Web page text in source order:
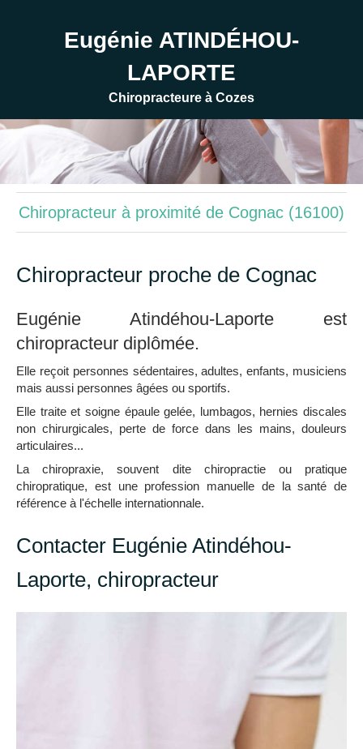
Eugénie ATINDÉHOU-
LAPORTE
Chiropracteure à Cozes
Chiropracteur à proximité de Cognac (16100)
Chiropracteur proche de Cognac
Eugénie Atindéhou-Laporte est
chiropracteur diplômée.
Elle reçoit personnes sédentaires, adultes, enfants, musiciens
mais aussi personnes âgées ou sportifs.
Elle traite et soigne épaule gelée, lumbagos, hernies discales
non chirurgicales, perte de force dans les mains, douleurs
articulaires...
La chiropraxie, souvent dite chiropractie ou pratique
chiropratique, est une profession manuelle de la santé de
référence à l'échelle internationnale.
Contacter Eugénie Atindéhou-
Laporte, chiropracteur